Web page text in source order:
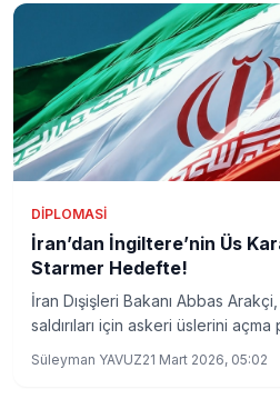
DIPLOMASI
İran’dan İngiltere’nin Üs
Starmer Hedefte!
İran Dışişleri Bakanı Abbas
saldırıları için askeri üslerini
güvenliğini tehlikeye atmakla
Süleyman YAVUZ21 Mart 2026, 05:02